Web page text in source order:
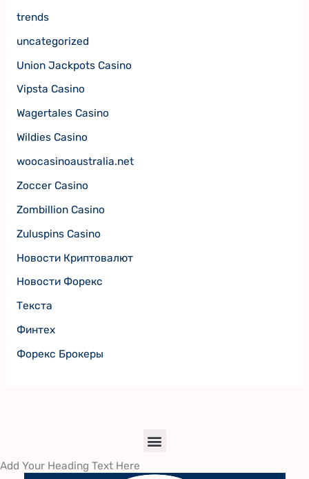
trends
uncategorized
Union Jackpots Casino
Vipsta Casino
Wagertales Casino
Wildies Casino
woocasinoaustralia.net
Zoccer Casino
Zombillion Casino
Zuluspins Casino
Новости Криптовалют
Новости Форекс
Текста
Финтех
Форекс Брокеры
Menu
Add Your Heading Text Here